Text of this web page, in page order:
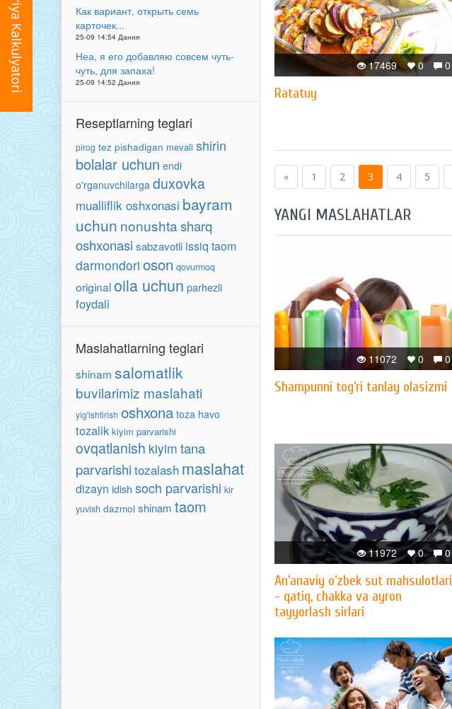
Как вариант, открыть семь
карточек...
25-09 14:54 Дания
Неа, я его добавляю совсем чуть-
чуть, для запаха!
25-09 14:52 Дания
Reseptlarning teglari
pirog tez pishadigan mevali shirin
bolalar uchun endi
o'rganuvchilarga duxovka
mualliflik oshxonasi bayram
uchun nonushtasharq
oshxonasi sabzavotli issiq taom
darmondori oson qovurmoq
originaloila uchun parhezli
foydali
Maslahatlarning teglari
shinam salomatlik
buvilarimiz maslahati
yig'ishtirish oshxona toza havo
tozalik kiyim parvarishi
ovqatlanish kiyim tana
parvarishi tozalash maslahat
dizayn idish soch parvarishi kir
yuvish dazmol shinam taom
0
0
17469
Ratatuy
« 1 2 3 4 5
YANGI MASLAHATLAR
0
0
11072
Shampunni tog‘ri tanlay olasizmi
0
0
11972
An’anaviy o‘zbek sut mahsulotlari
- qatiq, chakka va ayron
tayyorlash sirlari